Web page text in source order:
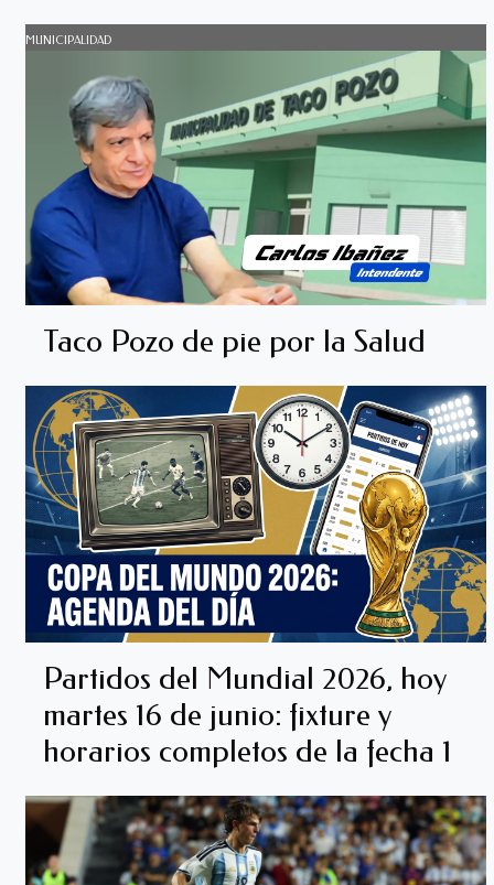
MUNICIPALIDAD
Taco Pozo de pie por la Salud
Partidos del Mundial 2026, hoy
martes 16 de junio: fixture y
horarios completos de la fecha 1